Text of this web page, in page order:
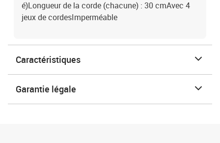
é)Longueur de la corde (chacune) : 30 cmAvec 4
jeux de cordesImperméable
Caractéristiques
Garantie légale